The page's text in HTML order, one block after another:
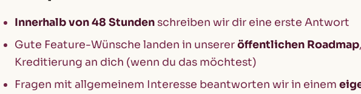
Innerhalb von 48 Stunden schreiben wir dir eine erste Antwort
Gute Feature-Wünsche landen in unsereröffentlichen Roadmap
Kreditierung an dich (wenn du das möchtest)
Fragen mit allgemeinem Interesse beantworten wir in einem